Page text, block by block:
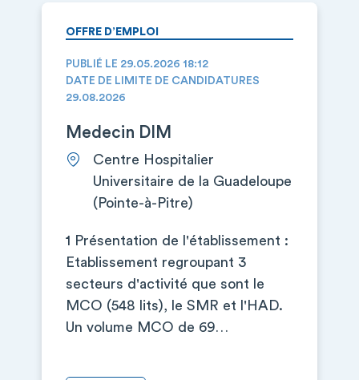
OFFRE D’EMPLOI
PUBLIÉ LE 29.05.2026 18:12
DATE DE LIMITE DE CANDIDATURES
29.08.2026
Medecin DIM
Centre Hospitalier
Universitaire de la Guadeloupe
(Pointe-à-Pitre)
1 Présentation de l'établissement :
Etablissement regroupant 3
secteurs d'activité que sont le
MCO (548 lits), le SMR et l'HAD.
Un volume MCO de 69…